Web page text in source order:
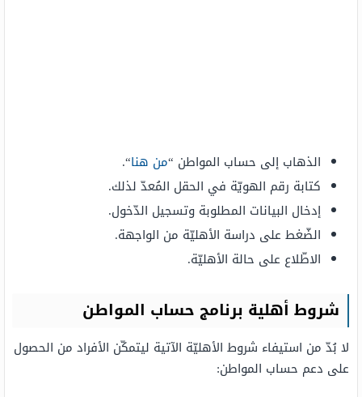
الذهاب إلى حساب المواطن “من هنا“.
كتابة رقم الهويّة في الحقل المُعدّ لذلك.
إدخال البيانات المطلوبة وتسجيل الدّخول.
الضّغط على دراسة الأهليّة من الواجهة.
الاطّلاع على حالة الأهليّة.
شروط أهلية برنامج حساب المواطن
لا بُدّ من استيفاء شروط الأهليّة الآتية ليتمكّن الأفراد من الحصول
على دعم حساب المواطن: